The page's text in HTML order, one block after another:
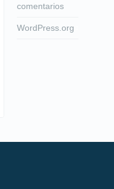
comentarios
WordPress.org